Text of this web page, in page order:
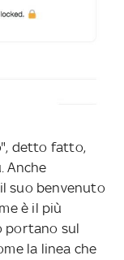
detto fatto,
Anche
suo benvenuto
è il più
portano sul
la linea che